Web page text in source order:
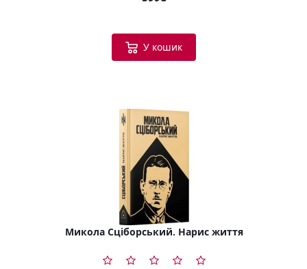
У кошик
Микола Сціборський. Нарис життя